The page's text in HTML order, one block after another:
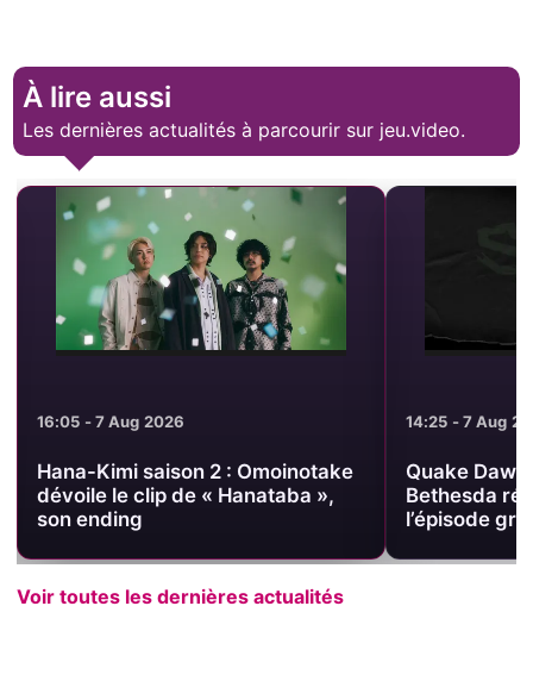
À lire aussi
Les dernières actualités à parcourir sur jeu.video.
16:05 - 7 Aug 2026
Hana-Kimi saison 2 : Omoinotake
dévoile le clip de « Hanataba »,
son ending
14:25 - 7 Aug
Quake
Bethesda
l’épisode
Voir toutes les dernières actualités